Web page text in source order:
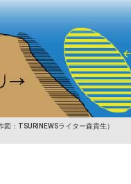
図：TSURINEWSライター森貴生）